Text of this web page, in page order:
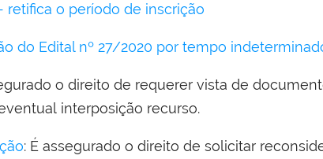
retifica o período de inscrição
do Edital nº 27/2020 por tempo
o direito de requerer vista de
interposição recurso.
: É assegurado o direito de solicitar